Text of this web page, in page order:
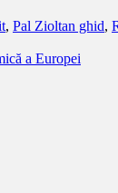
, Pal Zioltan ghid,
a Europei